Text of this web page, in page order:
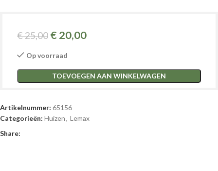
€25,00 € 20,00
Op voorraad
TOEVOEGEN AAN WINKELWAGEN
Artikelnummer: 65156
Categorieën: Huizen, Lemax
Share: